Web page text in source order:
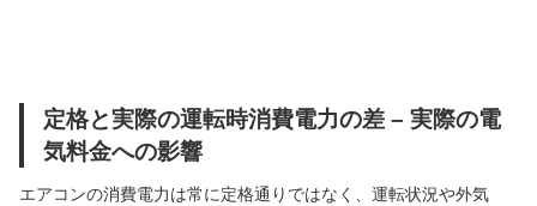
定格と実際の運転時消費電力の差 – 実際の電
気料金への影響
エアコンの消費電力は常に定格通りではなく、運転状況や外気